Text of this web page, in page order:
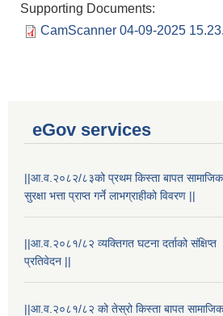
Supporting Documents:
CamScanner 04-09-2025
eGov services
||आ.व.२०८२/८३को प्रथम किस्ता बापत सामाजिक
सुरक्षा भत्ता प्राप्त गर्ने लाभग्राहीको विवरण ||
||आ.व.२०८१/८२ व्यक्तिगत घटना दर्ताको संक्षिप्त
प्रतिवेदन ||
||आ.व.२०८१/८२ को तेस्रो किस्ता बापत सामाजिक